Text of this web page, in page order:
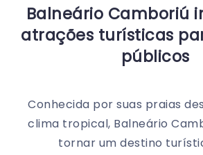
Balneário Camboriú
atrações turísticas
públicos
Conhecida por suas praias
clima tropical, Balneário
tornar um destino